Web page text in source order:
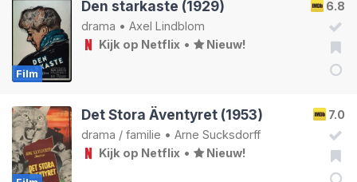
Film
6.8
Den starkaste (1929)
drama • Axel Lindblom
Kijk op Netflix • Nieuw!
7.0
Det Stora Äventyret (1953)
drama / familie • Arne Sucksdorff
Kijk op Netflix • Nieuw!